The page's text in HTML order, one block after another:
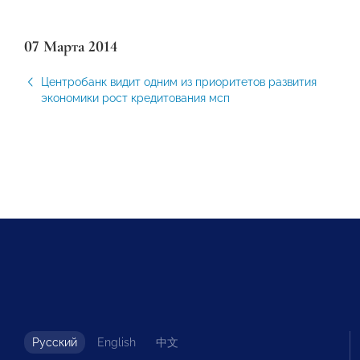
07 Марта 2014
Центробанк видит одним из приоритетов развития
экономики рост кредитования мсп
Русский English 中文